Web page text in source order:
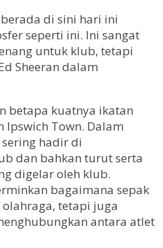
berada di sini hari ini
seperti ini. Ini sangat
untuk klub, tetapi
Sheeran dalam
betapa kuatnya ikatan
Ipswich Town. Dalam
hadir di
dan bahkan turut serta
digelar oleh klub.
bagaimana sepak
tetapi juga
antara atlet